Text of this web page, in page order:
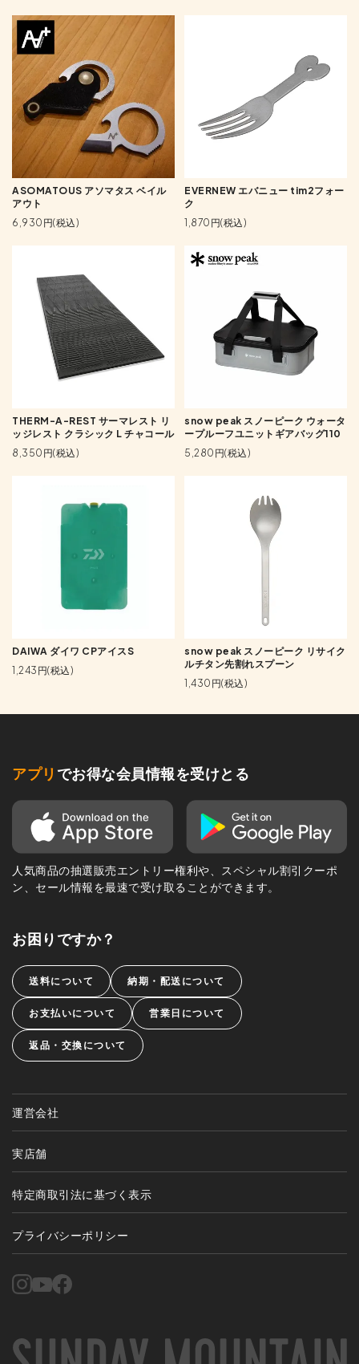
ASOMATOUS アソマタス ベイル
アウト
6,930円(税込)
EVERNEW エバニュー tim2フォー
ク
1,870円(税込)
THERM-A-REST サーマレスト リ
ッジレスト クラシック L チャコール
8,350円(税込)
snow peak スノーピーク ウォータ
ープルーフユニットギアバッグ110
5,280円(税込)
DAIWA ダイワ CPアイスS
1,243円(税込)
snow peak スノーピーク リサイク
ルチタン先割れスプーン
1,430円(税込)
アプリ でお得な会員情報を受けとる
人気商品の抽選販売エントリー権利や、スペシャル割引クーポ
ン、セール情報を最速で受け取ることができます。
お困りですか？
送料について 納期・配送について
お支払いについて 営業日について
返品・交換について
運営会社
実店舗
特定商取引法に基づく表示
プライバシーポリシー